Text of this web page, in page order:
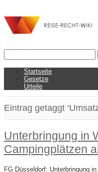
Startseite
Gesetze
Urteile
Eintrag getaggt
Unterbringung in
Campingplätzen
FG Düsseldorf: Unterbringung